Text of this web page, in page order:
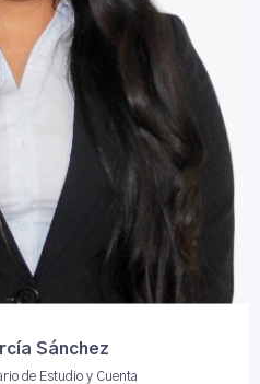
Sánchez
de Estudio y Cuenta